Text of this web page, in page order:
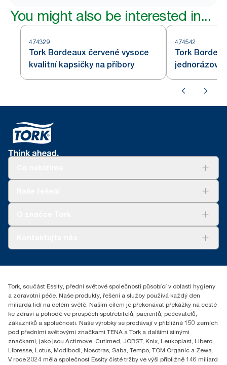
You might also be interested in...
474329
Tork Bordeaux červené vysoce
kvalitní kapsičky na příbory
474542
Tork
jednorázové
reception.prague@essity.com
Praha 8, Karlin, Sokolovská 100/94
186 00 Česká republika
Tork, součást Essity, přední světové společnosti působící v oblasti hygieny
a zdravotní péče. Naše produkty, řešení a služby používá každý den
miliarda lidí na celém světě. Naším cílem je překonávat překážky na cestě
ke zdraví a pohodě ve prospěch spotřebitelů, pacientů, pečovatelů,
zákazníků a společnosti. Naše výrobky se prodávají v přibližně 150 zemích
pod předními světovými značkami TENA a Tork a dalšími silnými
značkami, jako jsou Actimove, Cutimed, JOBST, Knix, Leukoplast, Libero,
Libresse, Lotus, Modibodi, Nosotras, Saba, Tempo, TOM Organic a Zewa.
V roce 2024 měla společnost Essity čisté tržby ve výši přibližně 146 miliard